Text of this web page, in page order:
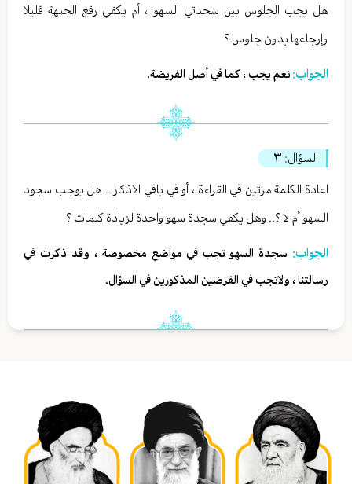
هل يجب الجلوس بين سجدتي السهو ، أم يكفي رفع الجبهة قليلا
وإرجاعها بدون جلوس ؟
الجواب: نعم يجب ، كما في أصل الفريضة.
السؤال: ٣
اعادة الكلمة مرتين في القراءة ، أو في باقي الاذكار .. هل يوجب سجود
السهو أم لا ؟.. وهل يكفي سجدة سهو واحدة لزيادة كلمات ؟
الجواب: سجدة السهو تجب في مواضع مخصوصة ، وقد ذكرت في
رسالتنا ، ولاتجب في الفرضين المذكورين في السؤال.